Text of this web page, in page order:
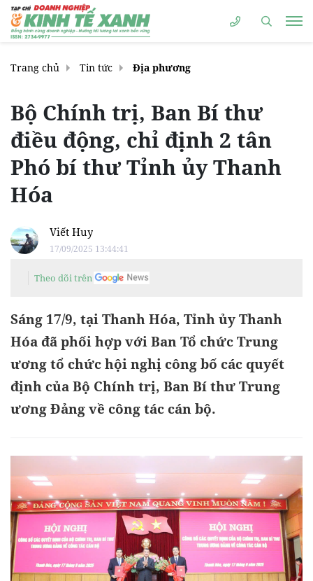
Trang chủ Tin tức Địa phương
Bộ Chính trị, Ban Bí thư
điều động, chỉ định 2 tân
Phó bí thư Tỉnh ủy Thanh
Hóa
Viết Huy
17/09/2025 13:44:41
Theo dõi trên
Sáng 17/9, tại Thanh Hóa, Tỉnh ủy Thanh
Hóa đã phối hợp với Ban Tổ chức Trung
ương tổ chức hội nghị công bố các quyết
định của Bộ Chính trị, Ban Bí thư Trung
ương Đảng về công tác cán bộ.